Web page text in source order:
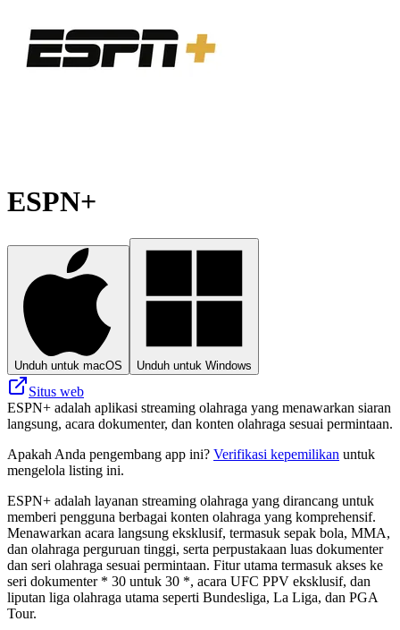
ESPN+
Unduh untuk macOS Unduh untuk Windows
Situs web
ESPN+ adalah aplikasi streaming olahraga yang menawarkan siaran
langsung, acara dokumenter, dan konten olahraga sesuai permintaan.
Apakah Anda pengembang app ini? Verifikasi kepemilikan untuk
mengelola listing ini.
ESPN+ adalah layanan streaming olahraga yang dirancang untuk
memberi pengguna berbagai konten olahraga yang komprehensif.
Menawarkan acara langsung eksklusif, termasuk sepak bola, MMA,
dan olahraga perguruan tinggi, serta perpustakaan luas dokumenter
dan seri olahraga sesuai permintaan. Fitur utama termasuk akses ke
seri dokumenter * 30 untuk 30 *, acara UFC PPV eksklusif, dan
liputan liga olahraga utama seperti Bundesliga, La Liga, dan PGA
Tour.